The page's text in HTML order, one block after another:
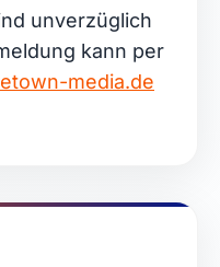
unverzüglich
kann per
media.de